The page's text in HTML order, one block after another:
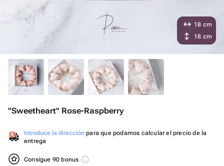
"Sweetheart" Rose-Raspberry
Introduce la dirección para que podamos calcular el precio de la
entrega
Consigue 90 bonus
18 cm
18 cm